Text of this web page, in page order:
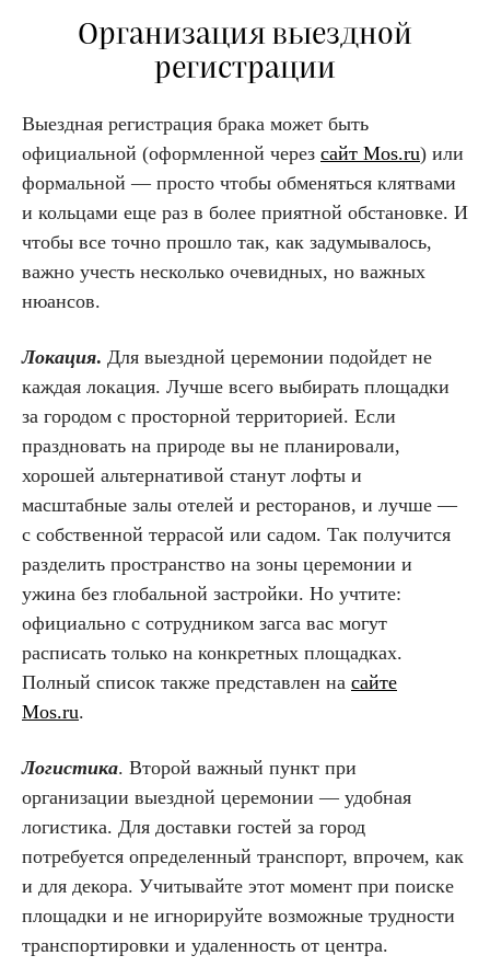
Организация выездной
регистрации
Выездная регистрация брака может быть
официальной (оформленной через сайт Mos.ru) или
формальной — просто чтобы обменяться клятвами
и кольцами еще раз в более приятной обстановке. И
чтобы все точно прошло так, как задумывалось,
важно учесть несколько очевидных, но важных
нюансов.
Локация. Для выездной церемонии подойдет не
каждая локация. Лучше всего выбирать площадки
за городом с просторной территорией. Если
праздновать на природе вы не планировали,
хорошей альтернативой станут лофты и
масштабные залы отелей и ресторанов, и лучше —
с собственной террасой или садом. Так получится
разделить пространство на зоны церемонии и
ужина без глобальной застройки. Но учтите:
официально с сотрудником загса вас могут
расписать только на конкретных площадках.
Полный список также представлен на сайте
Mos.ru.
Логистика. Второй важный пункт при
организации выездной церемонии — удобная
логистика. Для доставки гостей за город
потребуется определенный транспорт, впрочем, как
и для декора. Учитывайте этот момент при поиске
площадки и не игнорируйте возможные трудности
транспортировки и удаленность от центра.